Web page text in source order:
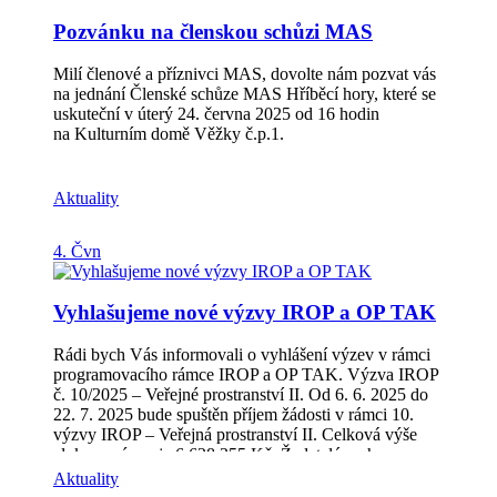
lepší místo pro život!
Pozvánku na členskou schůzi MAS
Milí členové a příznivci MAS, dovolte nám pozvat vás
na jednání Členské schůze MAS Hříběcí hory, které se
uskuteční v úterý 24. června 2025 od 16 hodin
na Kulturním domě Věžky č.p.1.
Aktuality
4. Čvn
Vyhlašujeme nové výzvy IROP a OP TAK
Rádi bych Vás informovali o vyhlášení výzev v rámci
programovacího rámce IROP a OP TAK. Výzva IROP
č. 10/2025 – Veřejné prostranství II. Od 6. 6. 2025 do
22. 7. 2025 bude spuštěn příjem žádosti v rámci 10.
výzvy IROP – Veřejná prostranství II. Celková výše
alokace výzvy je 6 628 355 Kč. Žadatelé mohou
předkládat své projekty týkající se Revitalizace
Aktuality